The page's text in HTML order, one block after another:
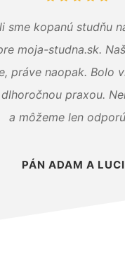
sme kopanú studňu
moja-studna.sk.
práve naopak. Bolo
praxou.
a môžeme len
PÁN ADAM A